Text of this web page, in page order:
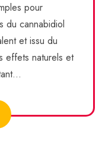
pour
du cannabidiol
et issu du
effets naturels et